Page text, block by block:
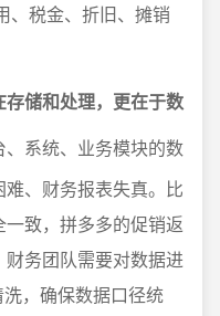
、税金、折旧、摊销
储和处理，更在于数
、系统、业务模块的数
、财务报表失真。比
致，拼多多的促销返
务团队需要对数据进
，确保数据口径统